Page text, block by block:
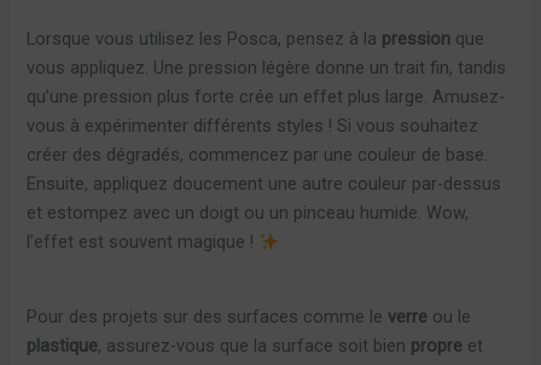
Lorsque vous utilisez les Posca, pensez à la pression que
vous appliquez. Une pression légère donne un trait fin, tandis
qu’une pression plus forte crée un effet plus large. Amusez-
vous à expérimenter différents styles ! Si vous souhaitez
créer des dégradés, commencez par une couleur de base.
Ensuite, appliquez doucement une autre couleur par-dessus
et estompez avec un doigt ou un pinceau humide. Wow,
l’effet est souvent magique !
Pour des projets sur des surfaces comme le verre ou le
plastique, assurez-vous que la surface soit bien propre et